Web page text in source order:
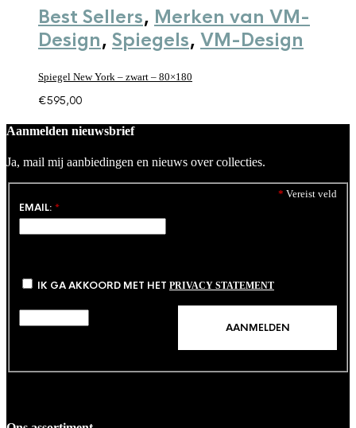
Best Sellers, Merken van VM-
Design, Spiegels, VM-Design
Spiegel New York – zwart – 80×180
€595,00
Aanmelden nieuwsbrief
Ja, mail mij aanbiedingen en nieuws over collecties.
* Vereist veld
EMAIL: *
IK GA AKKOORD MET HET PRIVACY STATEMENT